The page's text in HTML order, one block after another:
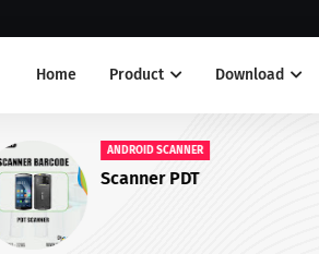
Home Product Download
PDT